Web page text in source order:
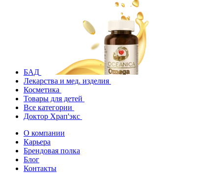
БАД
Лекарства и мед. изделия
Косметика
Товары для детей
Все категории
Доктор Храп'экс
О компании
Карьера
Брендовая полка
Блог
Контакты